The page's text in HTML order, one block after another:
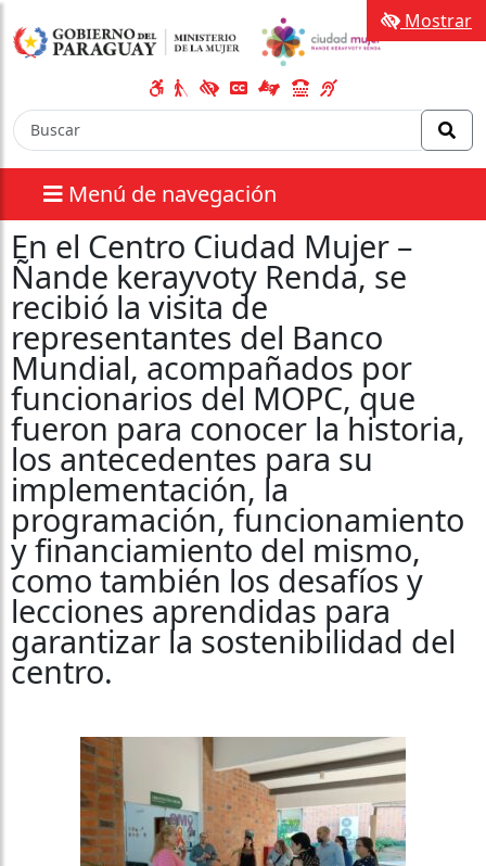
Menú de navegación
Mostrar
En el Centro Ciudad Mujer –
Ñande kerayvoty Renda, se
recibió la visita de
representantes del Banco
Mundial, acompañados por
funcionarios del MOPC, que
fueron para conocer la historia,
los antecedentes para su
implementación, la
programación, funcionamiento
y financiamiento del mismo,
como también los desafíos y
lecciones aprendidas para
garantizar la sostenibilidad del
centro.